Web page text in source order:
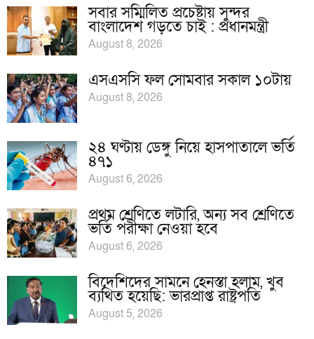
সবার সম্মিলিত প্রচেষ্টায় সুন্দর
বাংলাদেশ গড়তে চাই : প্রধানমন্ত্রী
August 8, 2026
এসএসসি ফল সোমবার সকাল ১০টায়
August 8, 2026
২৪ ঘণ্টায় ডেঙ্গু নিয়ে হাসপাতালে ভর্তি
৪৭১
August 6, 2026
প্রথম শ্রেণিতে লটারি, অন্য সব শ্রেণিতে
ভর্তি পরীক্ষা নেওয়া হবে
August 6, 2026
বিদেশিদের সামনে হেনস্তা হলাম, খুব
ব্যথিত হয়েছি: ভারপ্রাপ্ত রাষ্ট্রপতি
August 5, 2026